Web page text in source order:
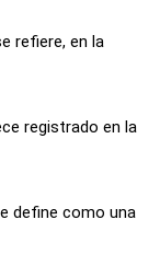
refiere, en la
registrado en la
define como una